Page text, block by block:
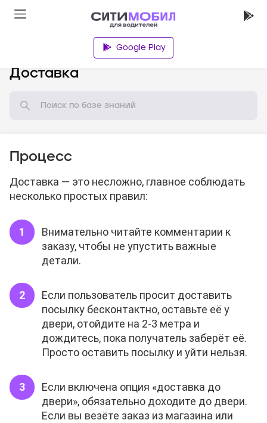
Google Play
Доставка
Процесс
Доставка — это несложно, главное соблюдать
несколько простых правил:
Внимательно читайте комментарии к
заказу, чтобы не упустить важные
детали.
Если пользователь просит доставить
посылку бесконтактно, оставьте её у
двери, отойдите на 2-3 метра и
дождитесь, пока получатель заберёт её.
Просто оставить посылку и уйти нельзя.
Если включена опция «доставка до
двери», обязательно доходите до двери.
Если вы везёте заказ из магазина или